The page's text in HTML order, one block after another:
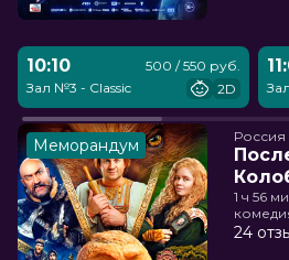
10:10
Зал №3 - Classic
500 / 550 руб.
2D
Меморандум Россия
1 ч 56
24